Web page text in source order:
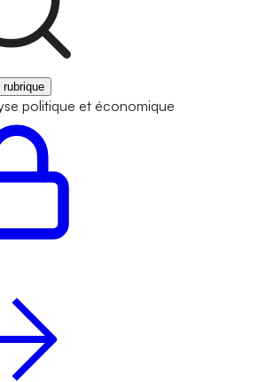
rubrique
politique et économique